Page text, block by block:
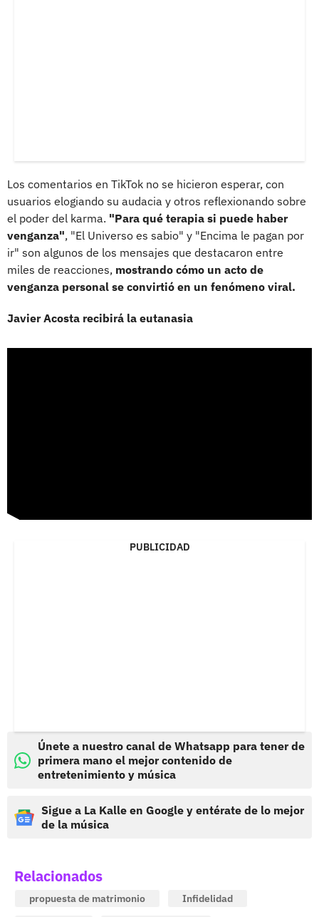
Los comentarios en TikTok no se hicieron esperar, con
usuarios elogiando su audacia y otros reflexionando sobre
el poder del karma. "Para qué terapia si puede haber
venganza", "El Universo es sabio" y "Encima le pagan por
ir" son algunos de los mensajes que destacaron entre
miles de reacciones, mostrando cómo un acto de
venganza personal se convirtió en un fenómeno viral.
Javier Acosta recibirá la eutanasia
PUBLICIDAD
Únete a nuestro canal de Whatsapp para tener de
primera mano el mejor contenido de
entretenimiento y música
Sigue a La Kalle en Google y entérate de lo mejor
de la música
Relacionados
propuesta de matrimonio
Infidelidad